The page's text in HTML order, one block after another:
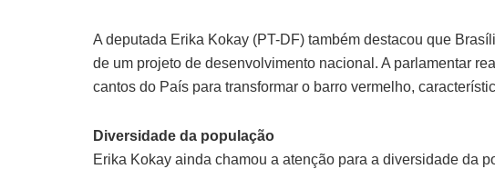
A deputada Erika Kokay (PT-DF) também destacou que
de um projeto de desenvolvimento nacional. A parlamentar
cantos do País para transformar o barro vermelho,
Diversidade da população
Erika Kokay ainda chamou a atenção para a diversidade da